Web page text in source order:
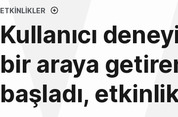
ETKINLIKLER
Kullanıcı
bir araya
başladı,